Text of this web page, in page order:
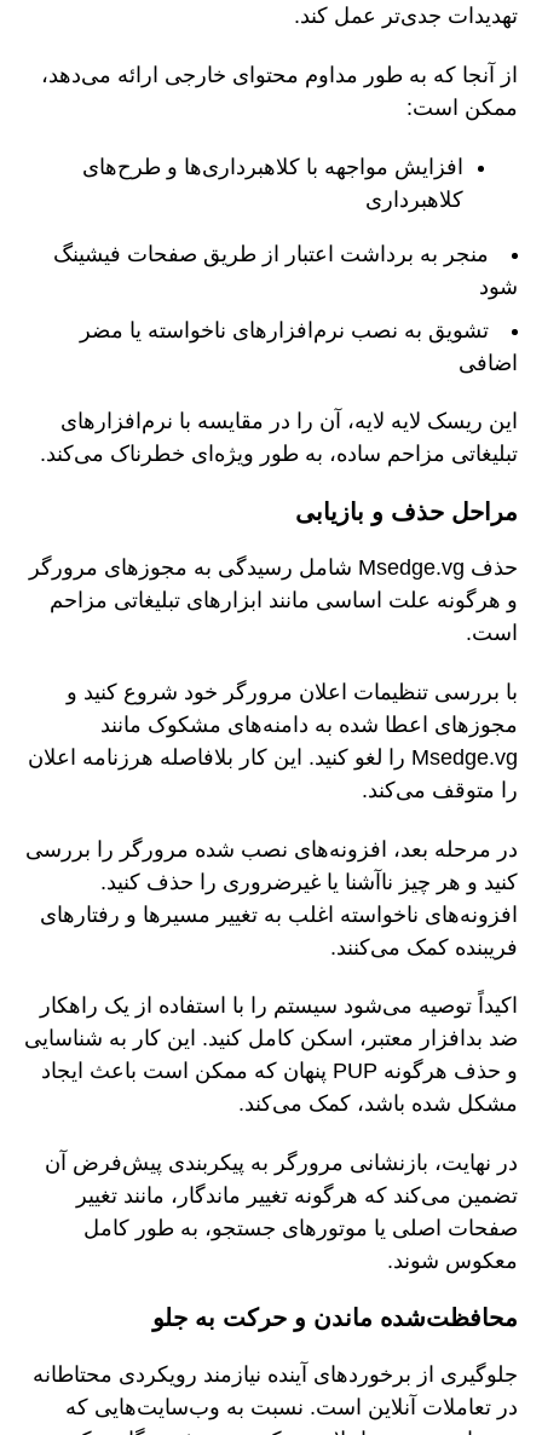
تهدیدات جدی‌تر عمل کند.
از آنجا که به طور مداوم محتوای خارجی ارائه می‌دهد،
ممکن است:
افزایش مواجهه با کلاهبرداری‌ها و طرح‌های
کلاهبرداری
منجر به برداشت اعتبار از طریق صفحات فیشینگ
شود
تشویق به نصب نرم‌افزارهای ناخواسته یا مضر
اضافی
این ریسک لایه لایه، آن را در مقایسه با نرم‌افزارهای
تبلیغاتی مزاحم ساده، به طور ویژه‌ای خطرناک می‌کند.
مراحل حذف و بازیابی
حذف Msedge.vg شامل رسیدگی به مجوزهای مرورگر
و هرگونه علت اساسی مانند ابزارهای تبلیغاتی مزاحم
است.
با بررسی تنظیمات اعلان مرورگر خود شروع کنید و
مجوزهای اعطا شده به دامنه‌های مشکوک مانند
Msedge.vg را لغو کنید. این کار بلافاصله هرزنامه اعلان
را متوقف می‌کند.
در مرحله بعد، افزونه‌های نصب شده مرورگر را بررسی
کنید و هر چیز ناآشنا یا غیرضروری را حذف کنید.
افزونه‌های ناخواسته اغلب به تغییر مسیرها و رفتارهای
فریبنده کمک می‌کنند.
اکیداً توصیه می‌شود سیستم را با استفاده از یک راهکار
ضد بدافزار معتبر، اسکن کامل کنید. این کار به شناسایی
و حذف هرگونه PUP پنهان که ممکن است باعث ایجاد
مشکل شده باشد، کمک می‌کند.
در نهایت، بازنشانی مرورگر به پیکربندی پیش‌فرض آن
تضمین می‌کند که هرگونه تغییر ماندگار، مانند تغییر
صفحات اصلی یا موتورهای جستجو، به طور کامل
معکوس شوند.
محافظت‌شده ماندن و حرکت به جلو
جلوگیری از برخوردهای آینده نیازمند رویکردی محتاطانه
در تعاملات آنلاین است. نسبت به وب‌سایت‌هایی که